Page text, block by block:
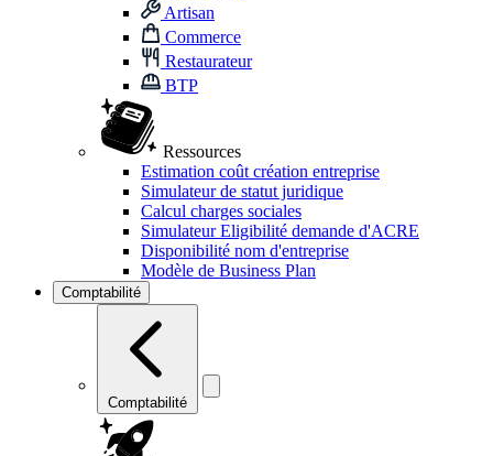
Artisan
Commerce
Restaurateur
BTP
Ressources
Estimation coût création entreprise
Simulateur de statut juridique
Calcul charges sociales
Simulateur Eligibilité demande d'ACRE
Disponibilité nom d'entreprise
Modèle de Business Plan
Comptabilité
Comptabilité